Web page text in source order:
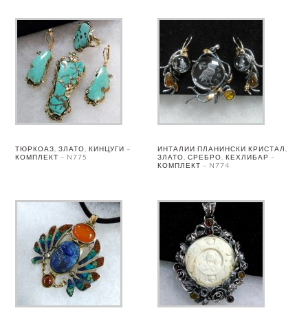
ТЮРКОАЗ, ЗЛАТО, КИНЦУГИ –
КОМПЛЕКТ – N775
ИНТАЛИИ ПЛАНИНСКИ КРИСТАЛ,
ЗЛАТО, СРЕБРО, КЕХЛИБАР –
КОМПЛЕКТ – N774